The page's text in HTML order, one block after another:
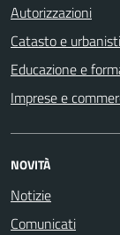
Autorizzazioni
Catasto e
Educazione e
Imprese e
NOVITÀ
Notizie
Comunicati